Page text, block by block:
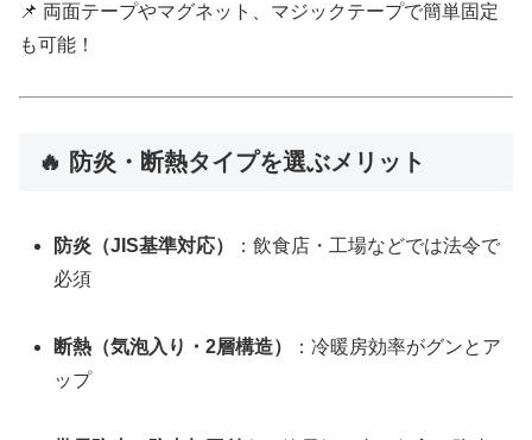
📌 両面テープやマグネット、マジックテープで簡単固定
も可能！
🔥 防炎・断熱タイプを選ぶメリット
防炎（JIS基準対応）
：飲食店・工場などでは法令で
必須
断熱（気泡入り・2層構造）
：冷暖房効率がグンとア
ップ